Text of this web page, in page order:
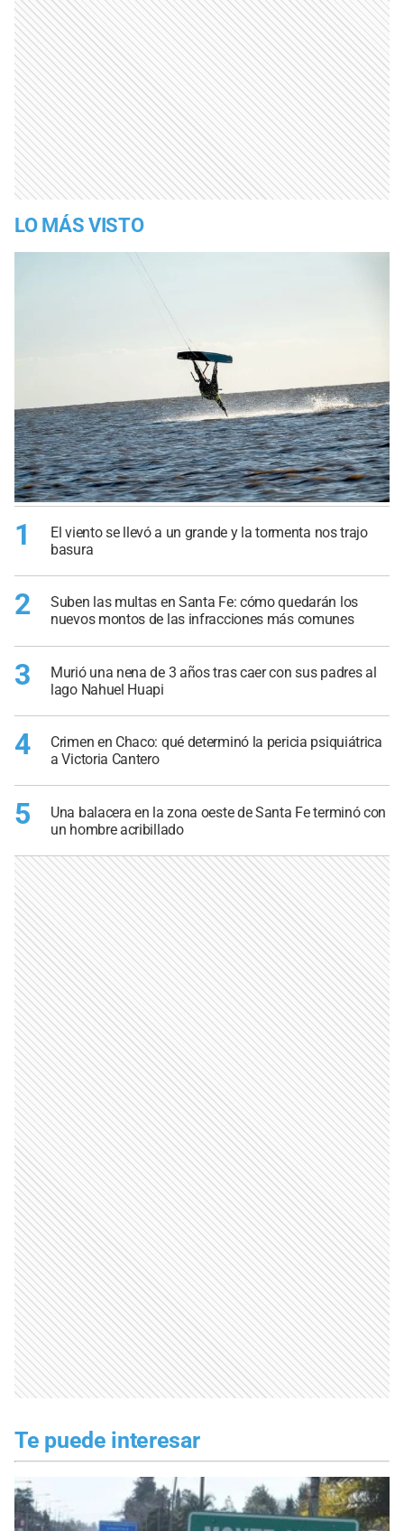
LO MÁS VISTO
1
El viento se llevó a un grande y la tormenta nos trajo
basura
2
Suben las multas en Santa Fe: cómo quedarán los
nuevos montos de las infracciones más comunes
3
Murió una nena de 3 años tras caer con sus padres al
lago Nahuel Huapi
4
Crimen en Chaco: qué determinó la pericia psiquiátrica
a Victoria Cantero
5
Una balacera en la zona oeste de Santa Fe terminó con
un hombre acribillado
Te puede interesar